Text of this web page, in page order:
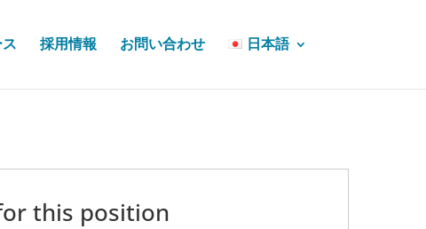
採用情報 お問い合わせ 日本語
this position